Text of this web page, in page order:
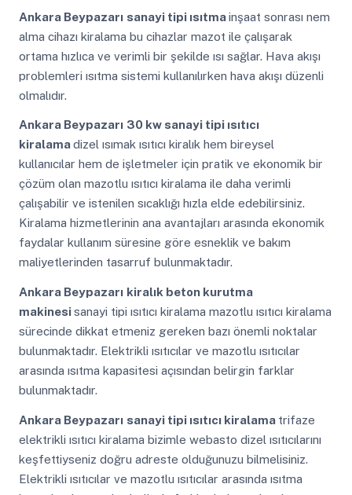
Ankara Beypazarı sanayi tipi ısıtmainşaat sonrası nem
alma cihazı kiralama bu cihazlar mazot ile çalışarak
ortama hızlıca ve verimli bir şekilde ısı sağlar. Hava akışı
problemleri ısıtma sistemi kullanılırken hava akışı düzenli
olmalıdır.
Ankara Beypazarı 30 kw sanayi tipi ısıtıcı
kiralamadizel ısımak ısıtıcı kiralık hem bireysel
kullanıcılar hem de işletmeler için pratik ve ekonomik bir
çözüm olan mazotlu ısıtıcı kiralama ile daha verimli
çalışabilir ve istenilen sıcaklığı hızla elde edebilirsiniz.
Kiralama hizmetlerinin ana avantajları arasında ekonomik
faydalar kullanım süresine göre esneklik ve bakım
maliyetlerinden tasarruf bulunmaktadır.
Ankara Beypazarı kiralık beton kurutma
makinesisanayi tipi ısıtıcı kiralama mazotlu ısıtıcı kiralama
sürecinde dikkat etmeniz gereken bazı önemli noktalar
bulunmaktadır. Elektrikli ısıtıcılar ve mazotlu ısıtıcılar
arasında ısıtma kapasitesi açısından belirgin farklar
bulunmaktadır.
Ankara Beypazarı sanayi tipi ısıtıcı kiralama trifaze
elektrikli ısıtıcı kiralama bizimle webasto dizel ısıtıcılarını
keşfettiyseniz doğru adreste olduğunuzu bilmelisiniz.
Elektrikli ısıtıcılar ve mazotlu ısıtıcılar arasında ısıtma